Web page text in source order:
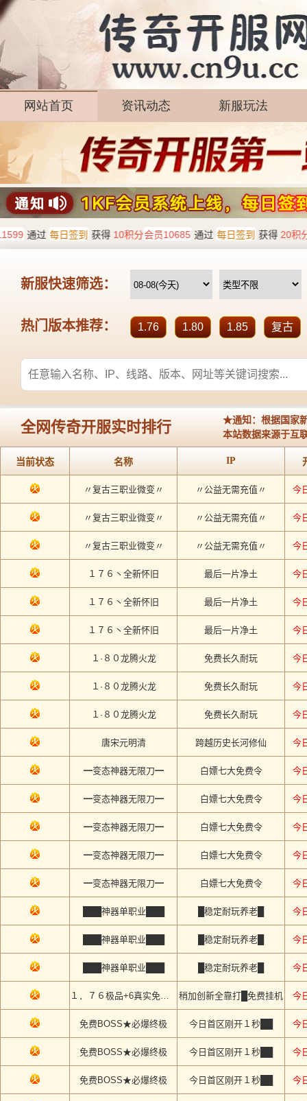
网站首页 资讯动态 新服玩法